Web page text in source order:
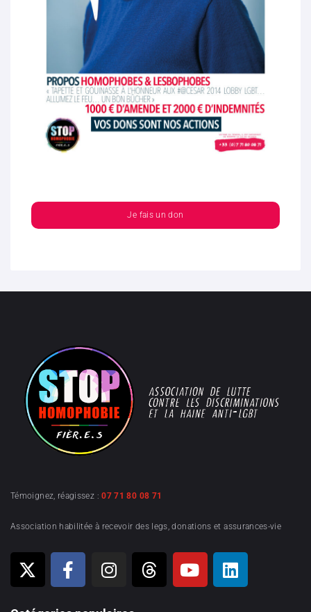
Je fais un don
Témoignez, réagissez :07 71 80 08 71
Association habilitée à recevoir des legs, donations et assurances-vie